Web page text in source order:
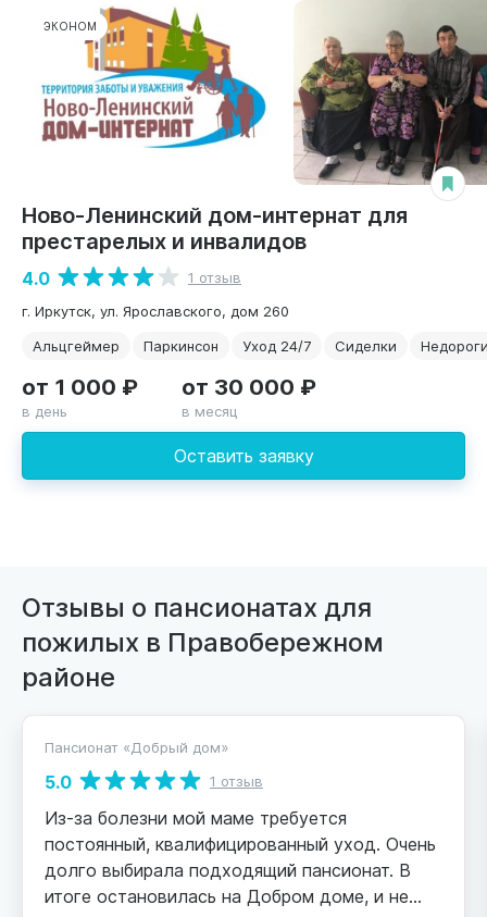
ЭКОНОМ
Ново-Ленинский дом-интернат для
престарелых и инвалидов
4.0
1 отзыв
г. Иркутск, ул. Ярославского, дом 260
Альцгеймер
Паркинсон Уход 24/7 Сиделки
Оставить заявку
от 1 000 ₽
в день
от 30 000 ₽
в месяц
Отзывы о пансионатах для
пожилых в Правобережном
районе
Пансионат «Добрый дом»
5.0 1 отзыв
Из-за болезни мой маме требуется
постоянный, квалифицированный уход. Очень
долго выбирала подходящий пансионат. В
итоге остановилась на Добром доме, и не